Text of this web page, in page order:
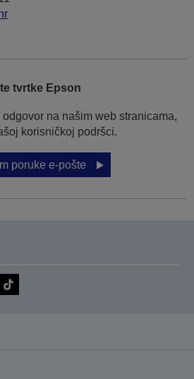
tvrtke Epson
na našim web stranicama,
korisničkoj podršci.
poruke e-pošte